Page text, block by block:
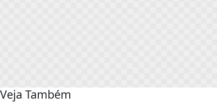
Veja Também